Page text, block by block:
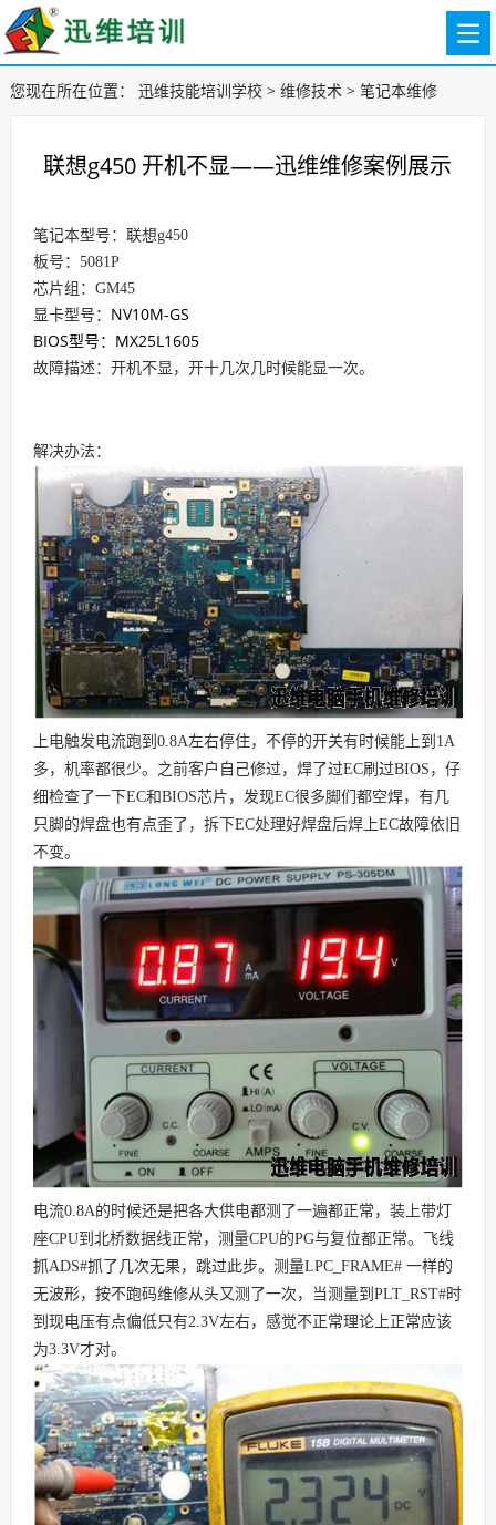
您现在所在位置： 迅维技能培训学校> 维修技术> 笔记本维修
联想g450 开机不显——迅维维修案例展示
笔记本型号：联想g450
板号：5081P
芯片组：GM45
显卡型号： NV10M-GS
BIOS型号：MX25L1605
故障描述：开机不显，开十几次几时候能显一次。
解决办法：
上电触发电流跑到0.8A左右停住，不停的开关有时候能上到1A
多，机率都很少。之前客户自己修过，焊了过EC刷过BIOS，仔
细检查了一下EC和BIOS芯片，发现EC很多脚们都空焊，有几
只脚的焊盘也有点歪了，拆下EC处理好焊盘后焊上EC故障依旧
不变。
电流0.8A的时候还是把各大供电都测了一遍都正常，装上带灯
座CPU到北桥数据线正常，测量CPU的PG与复位都正常。飞线
抓ADS#抓了几次无果，跳过此步。测量LPC_FRAME# 一样的
无波形，按不跑码维修从头又测了一次，当测量到PLT_RST#时
到现电压有点偏低只有2.3V左右，感觉不正常理论上正常应该
为3.3V才对。